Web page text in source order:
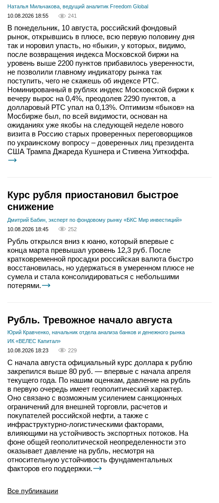
Наталья Мильчакова, ведущий аналитик Freedom Global
10.08.2026 18:55
241
В понедельник, 10 августа, российский фондовый
рынок, открывшись в плюсе, всю первую половину дня
так и норовил упасть, но «быки», у которых, видимо,
после возвращения индекса Московской биржи на
уровень выше 2200 пунктов прибавилось уверенности,
не позволили главному индикатору рынка так
поступить, чего не скажешь об индексе РТС.
Номинированный в рублях индекс Московской биржи к
вечеру вырос на 0,4%, преодолев 2290 пунктов, а
долларовый РТС упал на 0,13%. Оптимизм «быков» на
Мосбирже был, по всей видимости, основан на
ожиданиях уже якобы на следующей неделе нового
визита в Россию старых проверенных переговорщиков
по украинскому вопросу – доверенных лиц президента
США Трампа Джареда Кушнера и Стивена Уиткоффа.
Курс рубля приостановил быстрое
снижение
Дмитрий Бабин, эксперт по фондовому рынку «БКС Мир инвестиций»
10.08.2026 18:45
252
Рубль открылся вниз к юаню, который впервые с
конца марта превышал уровень 12,3 руб. После
кратковременной просадки российская валюта быстро
восстановилась, но удержаться в умеренном плюсе не
сумела и стала консолидироваться с небольшими
потерями.
Рубль. Тревожное начало августа
Юрий Кравченко, начальник отдела анализа банков и денежного рынка
ИК «ВЕЛЕС Капитал»
10.08.2026 18:23
229
С начала августа официальный курс доллара к рублю
закрепился выше 80 руб. — впервые с начала апреля
текущего года. По нашим оценкам, давление на рубль
в первую очередь имеет геополитический характер.
Оно связано с возможным усилением санкционных
ограничений для внешней торговли, расчетов и
покупателей российской нефти, а также с
инфраструктурно-логистическими факторами,
влияющими на устойчивость экспортных потоков. На
фоне общей геополитической неопределенности это
оказывает давление на рубль, несмотря на
относительную устойчивость фундаментальных
факторов его поддержки.
Все публикации